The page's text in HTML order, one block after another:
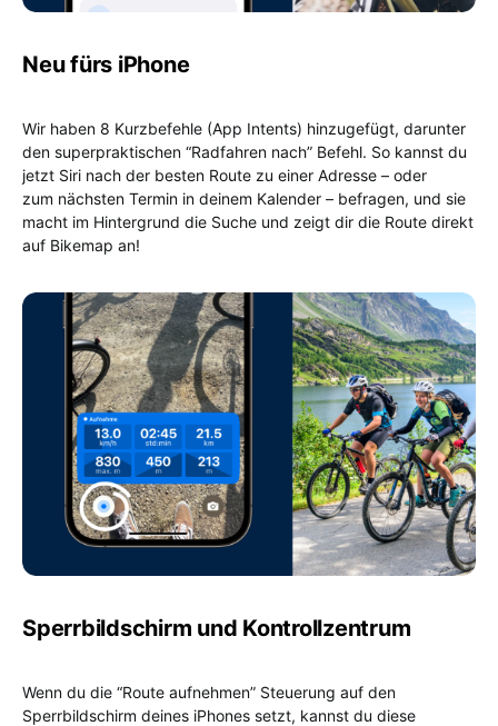
Neu fürs iPhone
Wir haben 8 Kurzbefehle (App Intents) hinzugefügt, darunter
den superpraktischen “Radfahren nach” Befehl. So kannst du
jetzt Siri nach der besten Route zu einer Adresse – oder
zum nächsten Termin in deinem Kalender – befragen, und sie
macht im Hintergrund die Suche und zeigt dir die Route direkt
auf Bikemap an!
Sperrbildschirm und Kontrollzentrum
Wenn du die “Route aufnehmen” Steuerung auf den
Sperrbildschirm deines iPhones setzt, kannst du diese